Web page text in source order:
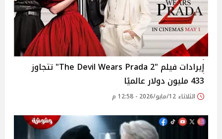
إيرادات فيلم "The Devil Wears Prada 2" تتجاوز
433 مليون دولار عالميًا
الثلاثاء 12/مايو/2026 - 12:58 م